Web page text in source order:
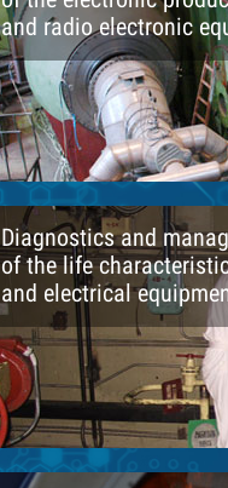
and radio electronic
Diagnostics and
of the life
and electrical